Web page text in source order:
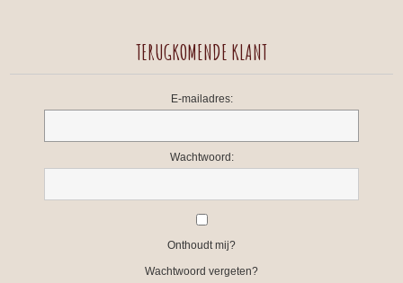
TERUGKOMENDE KLANT
E-mailadres:
Wachtwoord:
Onthoudt mij?
Wachtwoord vergeten?